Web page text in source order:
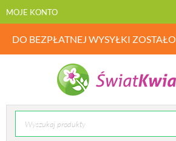
MOJE KONTO
DO BEZPŁATNEJ WYSYŁKI ZOSTAŁO